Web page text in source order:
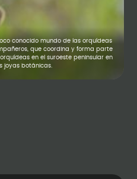
conocido mundo de las orquídeas
que coordina y forma parte
en el suroeste peninsular en
joyas botánicas.